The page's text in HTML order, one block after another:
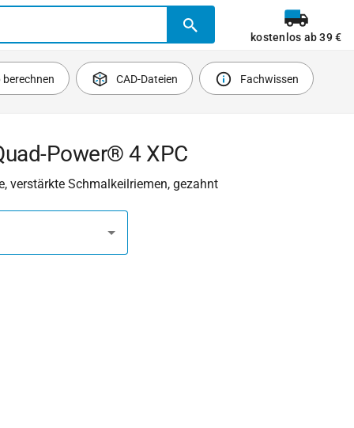
kostenlos ab 39 €
CAD-Dateien Fachwissen
Power® 4 XPC
verstärkte Schmalkeilriemen, gezahnt